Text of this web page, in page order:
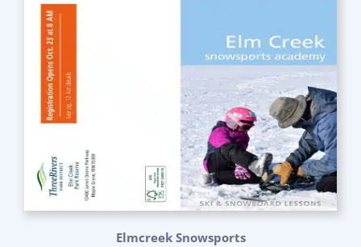
Elmcreek Snowsports